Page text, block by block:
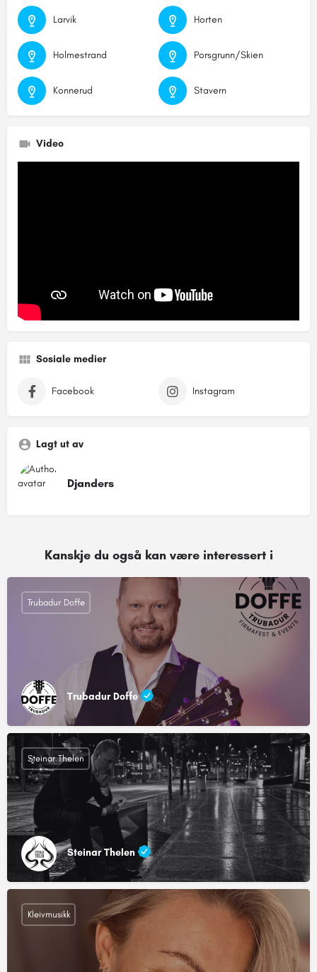
Larvik Horten
Holmestrand Porsgrunn/Skien
Konnerud Stavern
Video
Sosiale medier
Facebook Instagram
Lagt ut av
Djanders
Kanskje du også kan være interessert i
Trubadur Doffe
Trubadur Doffe
Steinar Thelen
Steinar Thelen
Kleivmusikk